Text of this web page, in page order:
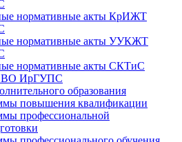
нормативные акты КрИЖТ
нормативные акты УУКЖТ
нормативные акты СКТиС
ИрГУПС
образования
повышения квалификации
профессиональной